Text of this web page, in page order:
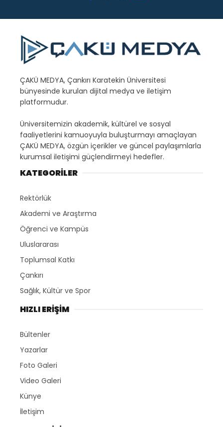
ÇAKÜ MEDYA, Çankırı Karatekin Üniversitesi
bünyesinde kurulan dijital medya ve iletişim
platformudur.
Üniversitemizin akademik, kültürel ve sosyal
faaliyetlerini kamuoyuyla buluşturmayı amaçlayan
ÇAKÜ MEDYA, özgün içerikler ve güncel paylaşımlarla
kurumsal iletişimi güçlendirmeyi hedefler.
KATEGORİLER
Rektörlük
Akademi ve Araştırma
Öğrenci ve Kampüs
Uluslararası
Toplumsal Katkı
Çankırı
Sağlık, Kültür ve Spor
HIZLI ERİŞİM
Bültenler
Yazarlar
Foto Galeri
Video Galeri
Künye
İletişim